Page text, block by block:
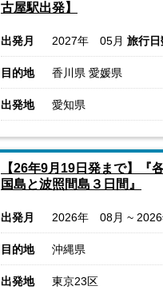
古屋駅出発】
出発月 2027年 05月 旅行日
目的地 香川県 愛媛県
出発地 愛知県
【26年9月19日発まで】
国島と波照間島３日間』
出発月 2026年 08月 ~
目的地 沖縄県
出発地 東京23区